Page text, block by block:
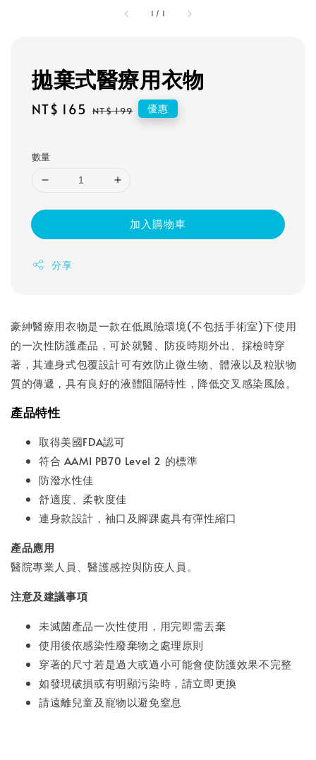
1 / 1
拋棄式醫療用衣物
Sale
NT$ 165 Regular
NT$ 199 優惠
數量
加入購物車
分享
豪紳醫療用衣物是一款在低風險環境(不包括手術室)下使用
的一次性防護產品，可於就醫、防疫時期外出、採檢時穿
著，其連身式包覆設計可有效防止微生物、體液以及粒狀物
質的傳遞，具有良好的液體阻隔特性，降低交叉感染風險。
產品特性
取得美國FDA認可
符合 AAMI PB70 Level 2 的標準
防潑水性佳
舒適度、柔軟度佳
連身款設計，袖口及腳踝處具有彈性縮口
產品應用
醫院專業人員、醫護感控與防疫人員。
注意及建議事項
未滅菌產品一次性使用，用完即需丟棄
使用後依感染性廢棄物之處理原則
穿著的尺寸若是過大或過小可能會使防護效果不完整
如發現破損或有明顯污染時，請立即更換
請遠離兒童及寵物以避免窒息